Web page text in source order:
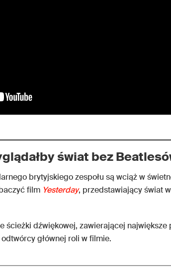
świat bez
brytyjskiego zespołu są wciąż w
film Yesterday, przedstawiający świat
ścieżki dźwiękowej, zawierającej największe
odtwórcy głównej roli w filmie.